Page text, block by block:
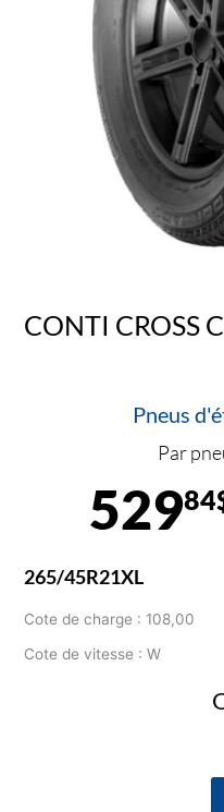
CONTI CROSS
Pneus
Par
529
265/45R21XL
Cote de charge : 108,00
Cote de vitesse : W